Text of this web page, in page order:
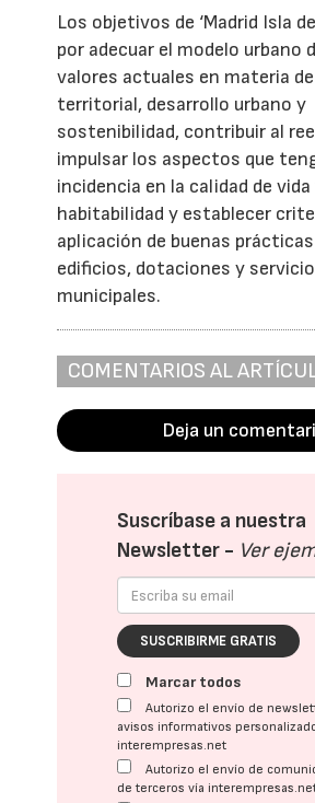
Los objetivos de ‘Madrid Isla
por adecuar el modelo urbano
valores actuales en materia
territorial, desarrollo urbano y
sostenibilidad, contribuir al
impulsar los aspectos que
incidencia en la calidad de vida
habitabilidad y establecer
aplicación de buenas
edificios, dotaciones y
municipales.
COMENTARIOS AL
Deja un
Suscríbase a nuestra
Newsletter - Ver
SUSCRIBIRME GRATIS
Marcar todos
Autorizo el envío de
avisos informativos
interempresas.net
Autorizo el envío de
de terceros vía